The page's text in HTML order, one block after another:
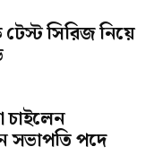
টেস্ট সিরিজ নিয়ে
চাইলেন
সভাপতি পদে